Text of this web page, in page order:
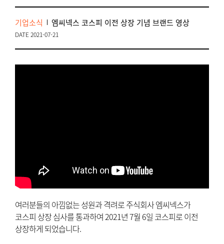
기업소식 엠씨넥스 코스피 이전 상장 기념 브랜드 영상
DATE 2021-07-21
여러분들의 아낌없는 성원과 격려로 주식회사 엠씨넥스가
코스피 상장 심사를 통과하여 2021년 7월 6일 코스피로 이전
상장하게 되었습니다.